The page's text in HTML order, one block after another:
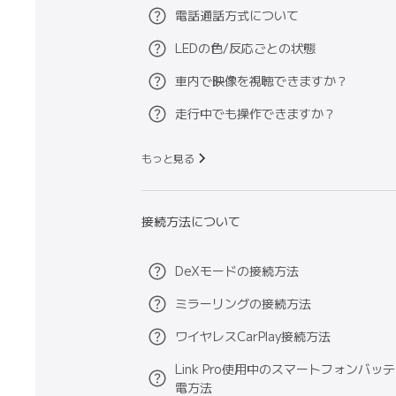
電話通話方式について
LEDの色/反応ごとの状態
車内で映像を視聴できますか？
走行中でも操作できますか？
もっと見る
接続方法について
DeXモードの接続方法
ミラーリングの接続方法
ワイヤレスCarPlay接続方法
Link Pro使用中のスマートフォンバッ
電方法